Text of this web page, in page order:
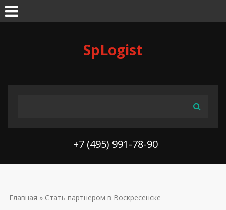
SpLogist
+7 (495) 991-78-90
ВЫ ЗДЕСЬ
Главная » Стать партнером в Воскресенске